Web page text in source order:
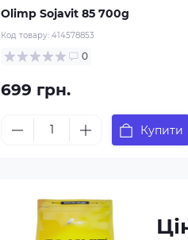
Olimp Sojavit 85 700g
Код товару: 414578853
0
699 грн.
Купити